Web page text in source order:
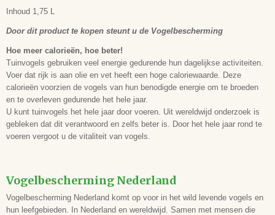
Inhoud 1,75 L
Door dit product te kopen steunt u de Vogelbescherming
Hoe meer calorieën, hoe beter!
Tuinvogels gebruiken veel energie gedurende hun dagelijkse activiteiten.
Voer dat rijk is aan olie en vet heeft een hoge caloriewaarde. Deze
calorieën voorzien de vogels van hun benodigde energie om te broeden
en te overleven gedurende het hele jaar.
U kunt tuinvogels het hele jaar door voeren. Uit wereldwijd onderzoek is
gebleken dat dit verantwoord en zelfs beter is. Door het hele jaar rond te
voeren vergoot u de vitaliteit van vogels.
Vogelbescherming Nederland
Vogelbescherming Nederland komt op voor in het wild levende vogels en
hun leefgebieden. In Nederland en wereldwijd. Samen met mensen die